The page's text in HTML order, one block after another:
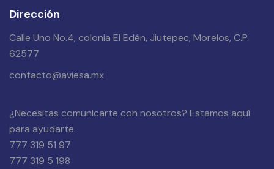
Dirección
Calle Uno No.4, colonia El Edén, Jiutepec, Morelos, C.P.
62577
contacto@aviesa.mx
¿Necesitas comunicarte con nosotros? Estamos aquí
para ayudarte.
777 319 51 97
777 319 5 198